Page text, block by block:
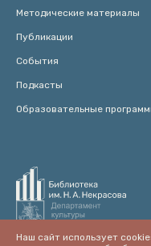
Методические материалы
Публикации
События
Подкасты
Образовательные
Наш сайт использует